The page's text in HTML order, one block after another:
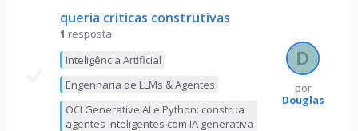
queria criticas construtivas
1 resposta
Inteligência Artificial
Engenharia de LLMs & Agentes
OCI Generative AI e Python: construa
agentes inteligentes com IA generativa
por
Douglas